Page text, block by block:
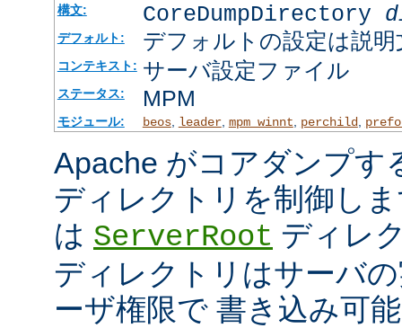
構文: CoreDumpDirectory
デフォルト: デフォルトの設定は説
コンテキスト: サーバ設定ファイル
ステータス: MPM
モジュール: beos, leader, mpm_winnt perchild,
Apache がコアダンプす
ディレクトリを制御し
は ServerRoot ディレ
ディレクトリはサーバ
ーザ権限で 書き込み可